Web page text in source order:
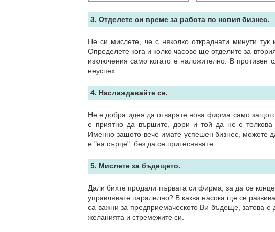
3. Отделете си време за работа по новия бизнес.
Не си мислете, че с няколко откраднати минути
Определете кога и колко часове ще отделите за
изключения само когато е наложително. В противен
неуспех.
4. Наслаждавайте се.
Не е добра идея да отваряте нова фирма само
е приятно да вършите, дори и той да не е
Именно защото вече имате успешен бизнес, можете
е "на сърце", без да се притеснявате.
5. Мислете за бъдещето.
Дали бихте продали първата си фирма, за да се
управлявате паралелно? В каква насока ще се
са важни за предприемаческото Ви бъдеще, затова е
желанията и стремежите си.